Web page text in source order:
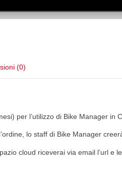
(0)
per l’utilizzo di Bike Manager in
lo staff di Bike Manager
cloud riceverai via email l’url e